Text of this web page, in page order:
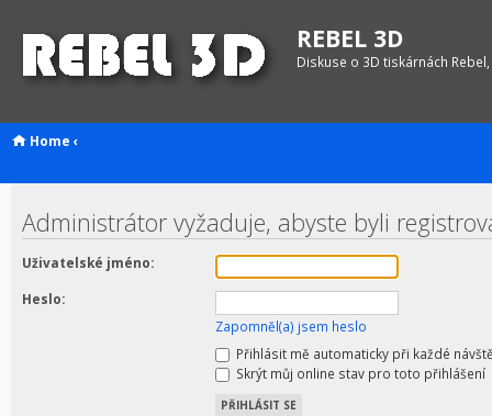
REBEL 3D
Diskuse o 3D tiskárnách
Home ‹
Administrátor vyžaduje, abyste byli
Uživatelské jméno:
Heslo:
Zapomněl(a) jsem heslo
Přihlásit mě automaticky při každé
Skrýt můj online stav pro toto přihlášení